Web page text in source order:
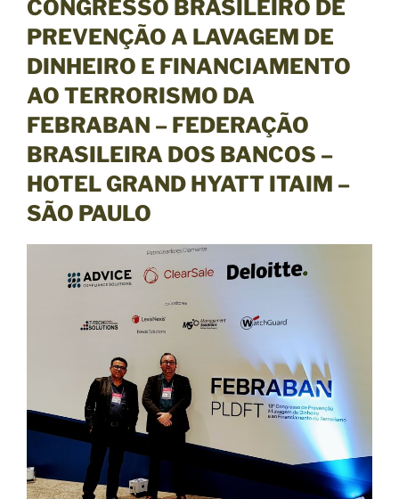
CONGRESSO BRASILEIRO DE
PREVENÇÃO A LAVAGEM DE
DINHEIRO E FINANCIAMENTO
AO TERRORISMO DA
FEBRABAN – FEDERAÇÃO
BRASILEIRA DOS BANCOS –
HOTEL GRAND HYATT ITAIM –
SÃO PAULO